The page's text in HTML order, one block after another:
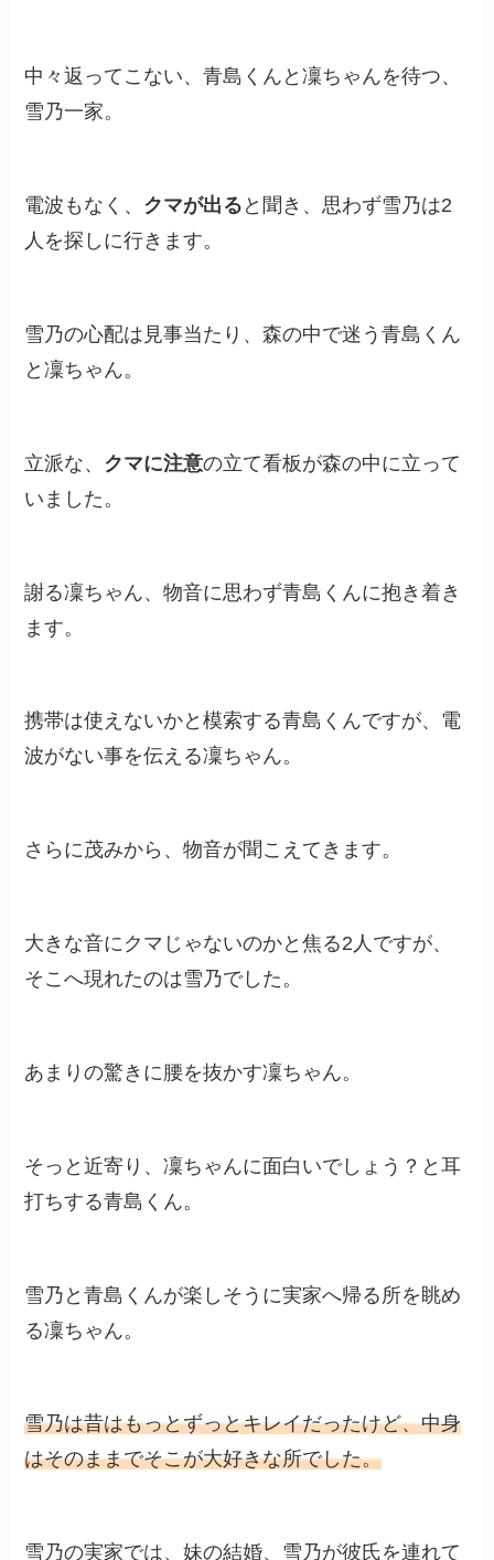
中々返ってこない、青島くんと凜ちゃんを待つ、
雪乃一家。
電波もなく、 クマが出る と聞き、思わず雪乃は2
人を探しに行きます。
雪乃の心配は見事当たり、森の中で迷う青島くん
と凜ちゃん。
立派な、 クマに注意の立て看板が森の中に立って
いました。
謝る凜ちゃん、物音に思わず青島くんに抱き着き
ます。
携帯は使えないかと模索する青島くんですが、電
波がない事を伝える凜ちゃん。
さらに茂みから、物音が聞こえてきます。
大きな音にクマじゃないのかと焦る2人ですが、
そこへ現れたのは雪乃でした。
あまりの驚きに腰を抜かす凜ちゃん。
そっと近寄り、凜ちゃんに面白いでしょう？と耳
打ちする青島くん。
雪乃と青島くんが楽しそうに実家へ帰る所を眺め
る凜ちゃん。
雪乃は昔はもっとずっとキレイだったけど、中身
はそのままでそこが大好きな所でした。
雪乃の実家では、妹の結婚、雪乃が彼氏を連れて